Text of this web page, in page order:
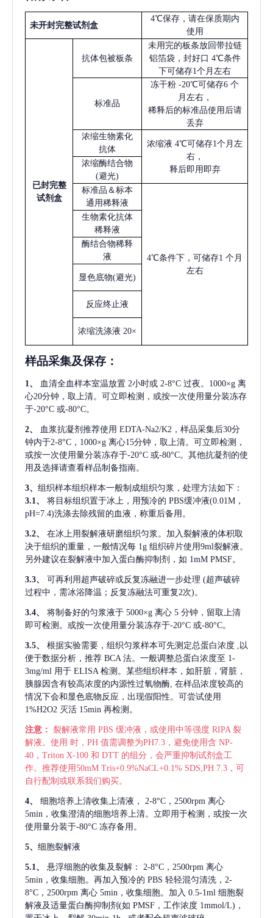
未开封完整试剂盒
4℃保存，请在保质期内
使用
已封完整
试剂盒
抗体包被板条
未用完的板条放回带拉链
铝箔袋，封好口 4℃条件
下可储存1个月左右
标准品
冻干粉 -20℃可储存6 个
月左右，
稀释后的标准品使用后请
丢弃
浓缩生物素化
抗体
浓缩液 4℃可储存1个月左
右，
释后即用即弃
浓缩酶结合物
(避光)
标准品＆标本
通用稀释液
4℃条件下，可储存1 个月
左右
生物素化抗体
稀释液
酶结合物稀释
液
显色底物(避光)
反应终止液
浓缩洗涤液 20×
样品采集及保存 ：
1、 血清全血样本室温放置 2小时或 2-8°C 过夜。1000×g 离
心20分钟，取上清。可立即检测，或按一次使用量分装冻存
于-20°C 或-80°C。
2、 血浆抗凝剂推荐使用 EDTA-Na2/K2，样品采集后30分
钟内于2-8°C，1000×g 离心15分钟，取上清。可立即检测，
或按一次使用量分装冻存于-20°C 或-80°C。其他抗凝剂的使
用及选择请查看样品制备指南。
3、 组织样本组织样本一般制成组织匀浆，处理方法如下：
3.1、
将目标组织置于冰上，用预冷的 PBS缓冲液(0.01M，
pH=7.4)洗涤去除残留的血液，称重后备用。
3.2、
在冰上用裂解液研磨组织匀浆。加入裂解液的体积取
决于组织的重量，一般情况每 1g 组织碎片使用9ml裂解液。
另外建议在裂解液中加入蛋白酶抑制剂，如 1mM PMSF。
3.3、 可再利用超声破碎或反复冻融进一步处理 (超声破碎
过程中，需冰浴降温；反复冻融法可重复2次)。
3.4、 将制备好的匀浆液于 5000×g 离心 5 分钟，留取上清
即可检测。或按一次使用量分装冻存于-20°C 或-80°C。
3.5、 根据实验需要，组织匀浆样本可先测定总蛋白浓度
,以
便于数据分析，推荐 BCA 法。一般调整总蛋白浓度至 1-
3mg/ml 用于 ELISA 检测。某些组织样本，如肝脏，肾脏，
胰腺因含有较高浓度的内源性过氧物酶, 在样品浓度较高的
情况下会和显色底物反应，出现假阳性。可尝试使用
1%H2O2 灭活 15min 再检测。
注意： 裂解液常用 PBS 缓冲液，或使用中等强度 RIPA 裂
解液。使用 时，PH 值需调整为PH7.3，避免使用含 NP-
40，Triton X-100 和 DTT 的组分，会严重抑制试剂盒工
作。推荐使用50mM Tris+0.9%NaCL+0.1% SDS,PH 7.3，可
自行配制或联系我们购买。
4、 细胞培养上清收集上清液，
2-8°C，2500rpm 离心
5min，收集澄清的细胞培养上清。立即用于检测，或按一次
使用量分装于-80°C 冻存备用。
5、 细胞裂解液
5.1、 悬浮细胞的收集及裂解：
2-8°C，2500rpm 离心
5min，收集细胞。再加入预冷的 PBS 轻轻混匀清洗，2-
8°C，2500rpm 离心 5min，收集细胞。加入 0.5-1ml 细胞裂
解液及适量蛋白酶抑制剂(如 PMSF，工作浓度 1mmol/L)，